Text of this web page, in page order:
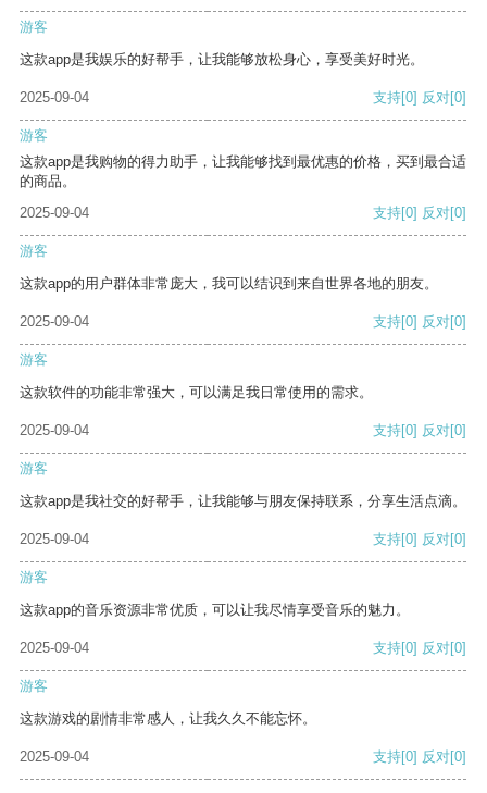
游客
这款app是我娱乐的好帮手，让我能够放松身心，享受美好时光。
2025-09-04 支持[0] 反对[0]
游客
这款app是我购物的得力助手，让我能够找到最优惠的价格，买到最合适
的商品。
2025-09-04
支持[0] 反对[0]
游客
这款app的用户群体非常庞大，我可以结识到来自世界各地的朋友。
2025-09-04 支持[0] 反对[0]
游客
这款软件的功能非常强大，可以满足我日常使用的需求。
2025-09-04 支持[0] 反对[0]
游客
这款app是我社交的好帮手，让我能够与朋友保持联系，分享生活点滴。
2025-09-04 支持[0] 反对[0]
游客
这款app的音乐资源非常优质，可以让我尽情享受音乐的魅力。
2025-09-04 支持[0] 反对[0]
游客
这款游戏的剧情非常感人，让我久久不能忘怀。
2025-09-04 支持[0] 反对[0]